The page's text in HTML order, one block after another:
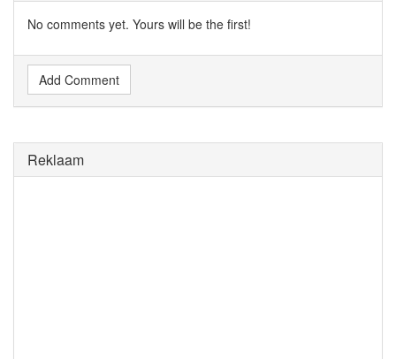
No comments yet. Yours will be the first!
Add Comment
Reklaam